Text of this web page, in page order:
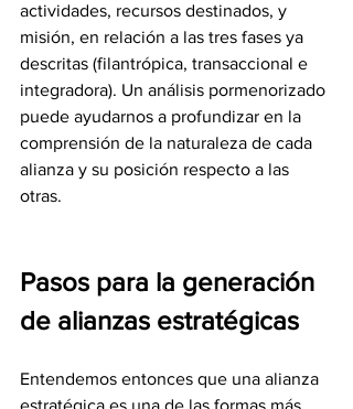
actividades, recursos destinados, y
misión, en relación a las tres fases ya
descritas (filantrópica, transaccional e
integradora). Un análisis pormenorizado
puede ayudarnos a profundizar en la
comprensión de la naturaleza de cada
alianza y su posición respecto a las
otras.
Pasos para la generación
de alianzas estratégicas
Entendemos entonces que una alianza